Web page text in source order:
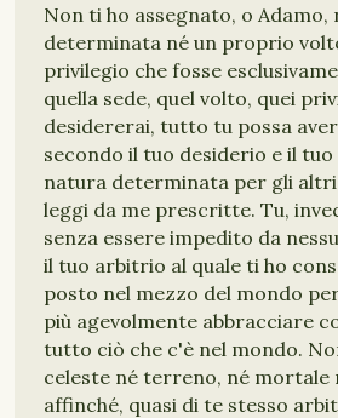
Non ti ho assegnato, o Adamo,
determinata né un proprio
privilegio che fosse
quella sede, quel volto, quei
desidererai, tutto tu possa
secondo il tuo desiderio e il
natura determinata per gli
leggi da me prescritte. Tu,
senza essere impedito da
il tuo arbitrio al quale ti ho
posto nel mezzo del mondo
più agevolmente abbracciare
tutto ciò che c'è nel mondo.
celeste né terreno, né mortale
affinché, quasi di te stesso